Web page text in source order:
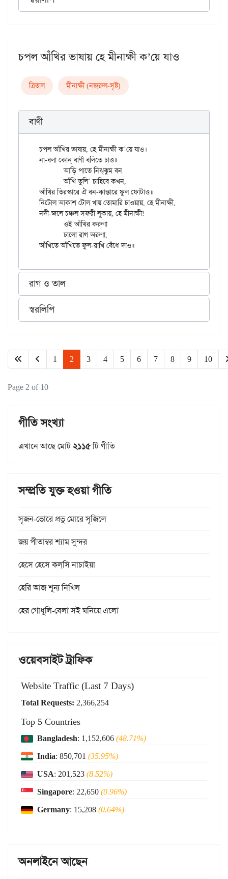
চপল আঁখির ভাষায় হে মীনাক্ষী ক’য়ে যাও
ত্রিতাল মীনাক্ষী (নজরুল-সৃষ্ট)
বাণী
চপল আঁখির ভাষায়, হে মীনাক্ষী ক’য়ে যাও।
না-বলা কোন্ বাণী বলিতে চাও॥
	আড়ি পাতে নিঝ্‌ঝুম বন
	আঁখি তুলি’ চাহিবে কখন,
আঁখির তিরস্কারে ঐ বন-কান্তারে ফুল ফোটাও॥
নিটোল আকাশ টোল খায় তোমারি চাওয়ায়, হে মীনাক্ষী,
নদী-জলে চঞ্চল সফরী লুকায়, হে মীনাক্ষী!
	ঢালো রাগ অরুণা,
রাগ ও তাল
স্বরলিপি
1 2 3 4 5 6 7 8 9 10
Page 2 of 10
গীতি সংখ্যা
এখানে আছে মোট২১১৫টি গীতি
সম্প্রতি যুক্ত হওয়া গীতি
সৃজন-ভোরে প্রভু মোরে সৃজিলে
জয় পীতাম্বর শ্যাম সুন্দর
হেসে হেসে কল্‌সি নাচাইয়া
হেরি আজ শূন্য নিখিল
হের গোধূলি-বেলা সই ঘনিয়ে এলো
ওয়েবসাইট ট্রাফিক
Website Traffic (Last 7 Days)
Total Requests: 2,366,254
Top 5 Countries
Bangladesh: 1,152,606(48.71%)
India: 850,701 (35.95%)
USA: 201,523(8.52%)
Singapore: 22,650(0.96%)
Germany: 15,208(0.64%)
অনলাইনে আছেন